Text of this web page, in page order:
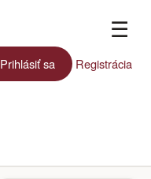
☰
Prihlásiť sa Registrácia